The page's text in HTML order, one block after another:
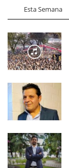
Esta Semana